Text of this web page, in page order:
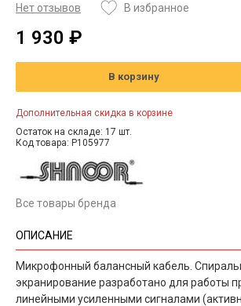
Нет отзывов В избранное
1 930 ₽
В корзину
Дополнительная скидка в корзине
Остаток на складе: 17 шт.
Код товара: P105977
Все товары бренда
ОПИСАНИЕ
Микрофонный балансный кабель.
экранирование разработано для работы
линейными усиленными сигналами